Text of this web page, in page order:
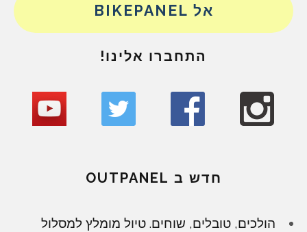
אל BIKEPANEL
התחברו אלינו!
חדש ב OUTPANEL
הולכים, טובלים, שוחים. טיול מומלץ למסלול